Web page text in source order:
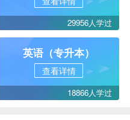
29956人学过
英语（专升本）
查看详情
18866人学过